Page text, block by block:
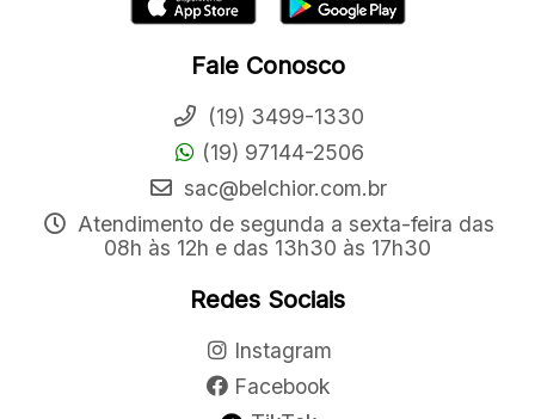
Fale Conosco
(19) 3499-1330
(19) 97144-2506
sac@belchior.com.br
Atendimento de segunda a sexta-feira das
08h às 12h e das 13h30 às 17h30
Redes Sociais
Instagram
Facebook